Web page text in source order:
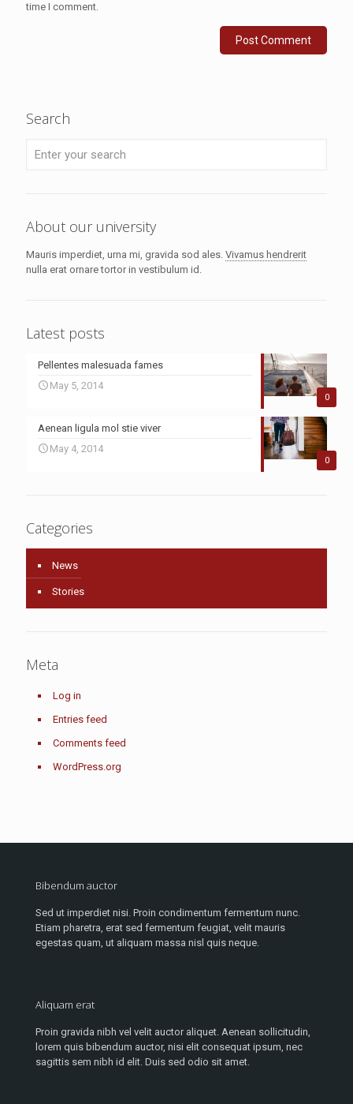
time I comment.
Search
About our university
Mauris imperdiet, urna mi, gravida sod ales. Vivamus hendrerit
nulla erat ornare tortor in vestibulum id.
Latest posts
0
Pellentes malesuada fames
May 5, 2014
0
Aenean ligula mol stie viver
May 4, 2014
Categories
News
Stories
Meta
Log in
Entries feed
Comments feed
WordPress.org
Bibendum auctor
Sed ut imperdiet nisi. Proin condimentum fermentum nunc.
Etiam pharetra, erat sed fermentum feugiat, velit mauris
egestas quam, ut aliquam massa nisl quis neque.
Aliquam erat
Proin gravida nibh vel velit auctor aliquet. Aenean sollicitudin,
lorem quis bibendum auctor, nisi elit consequat ipsum, nec
sagittis sem nibh id elit. Duis sed odio sit amet.